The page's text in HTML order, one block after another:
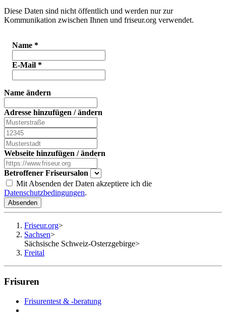
Diese Daten sind nicht öffentlich und werden nur zur
Kommunikation zwischen Ihnen und friseur.org verwendet.
Name *
E-Mail *
Name ändern
Adresse hinzufügen / ändern
Webseite hinzufügen / ändern
Betroffener Friseursalon
Mit Absenden der Daten akzeptiere ich die
Datenschutzbedingungen.
Absenden
Friseur.org>
Sachsen>
Sächsische Schweiz-Osterzgebirge>
Freital
Frisuren
Frisurentest & -beratung